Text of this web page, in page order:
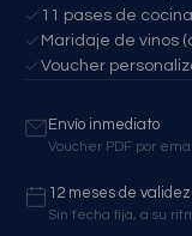
11 pases de
Maridaje de vinos
Voucher
Envío inmediato
Voucher PDF por
12 meses de validez
Sin fecha fija, a su